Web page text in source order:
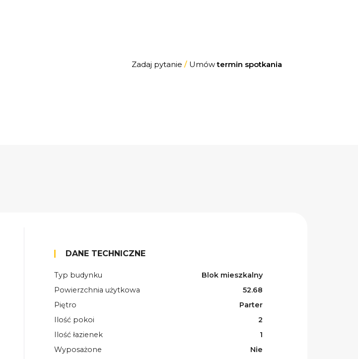
Zadaj pytanie / Umówtermin spotkania
DANE TECHNICZNE
Typ budynku
Blok mieszkalny
Powierzchnia użytkowa
52.68
Piętro
Parter
Ilość pokoi
2
Ilość łazienek
1
Wyposażone
Nie